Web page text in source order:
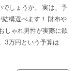
しょうか。 実は、予
構選べます！ 財布や
しゃれ男性が実際に欲
3万円という予算は